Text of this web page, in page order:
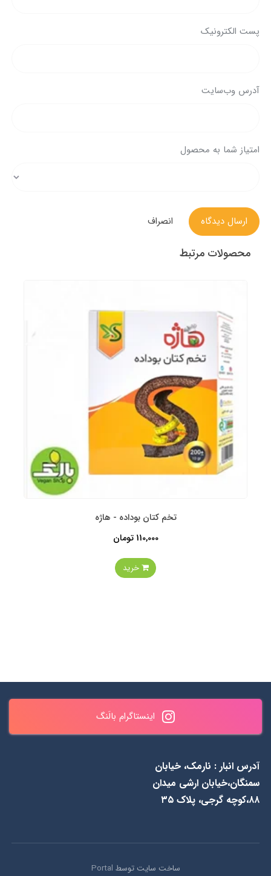
پست الکترونیک
آدرس وب‌سایت
امتیاز شما به محصول
ارسال دیدگاه انصراف
محصولات مرتبط
تخم کتان بوداده - هاژه
110,000 تومان
خرید
اینستاگرام بالَنگ
ساعات پاسخگویی : همه روزه
۵۵ ۴۸ ۰۹۱۲
آدرس انبار : نارمک، خیابان
سمنگان،خیابان ارشی میدان
۸۸،کوچه گرجی، پلاک ۳۵
ساخت سایت توسط Portal